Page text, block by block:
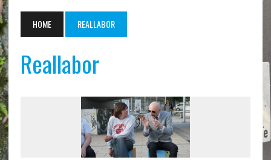
HOME REALLABOR
Reallabor